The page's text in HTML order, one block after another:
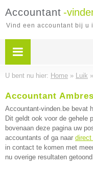
Accountant -
Vind een accountant bij u
U bent nu hier: Home » Luik »
Accountant
Accountant-vinden.be bevat
Dit geldt ook voor de gehele
bovenaan deze pagina uw
accountants of ga naar
in contact te komen met
nu overige resultaten